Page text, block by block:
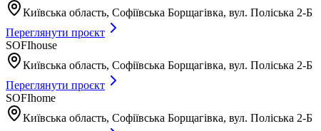
Київська область, Софіївська Борщагівка, вул. Поліська 2-Б
Переглянути проєкт
SOFIhouse
Київська область, Софіївська Борщагівка, вул. Поліська 2-Б
Переглянути проєкт
SOFIhome
Київська область, Софіївська Борщагівка, вул. Поліська 2-Б